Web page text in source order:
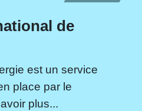
de
est un service
place par le
plus...